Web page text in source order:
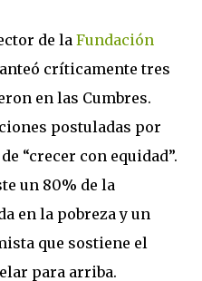
de la Fundación
críticamente tres
en las Cumbres.
postuladas por
“crecer con equidad”.
un 80% de la
en la pobreza y un
que sostiene el
para arriba.